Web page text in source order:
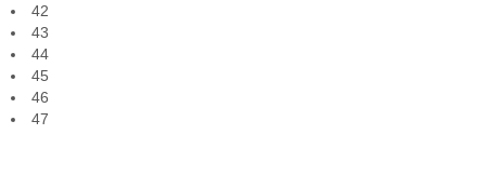
42
43
44
45
46
47